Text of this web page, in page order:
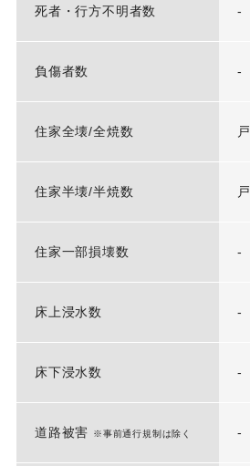
死者・行方不明者数 -
負傷者数 -
住家全壊/全焼数
住家半壊/半焼数
住家一部損壊数 -
床上浸水数 -
床下浸水数 -
道路被害 ※事前通行規制は除く -